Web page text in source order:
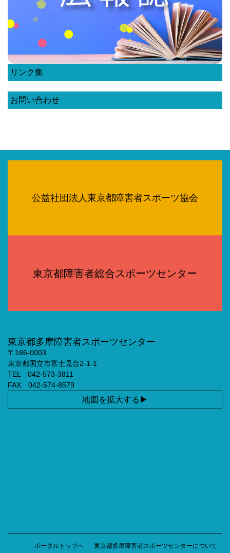
リンク集
お問い合わせ
公益社団法人東京都障害者スポーツ協会
東京都障害者総合スポーツセンター
東京都多摩障害者スポーツセンター
〒186-0003
東京都国立市富士見台2-1-1
TEL 042-573-3811
FAX 042-574-8579
地図を拡大する
ポータルトップへ 東京都多摩障害者スポーツセンターについて